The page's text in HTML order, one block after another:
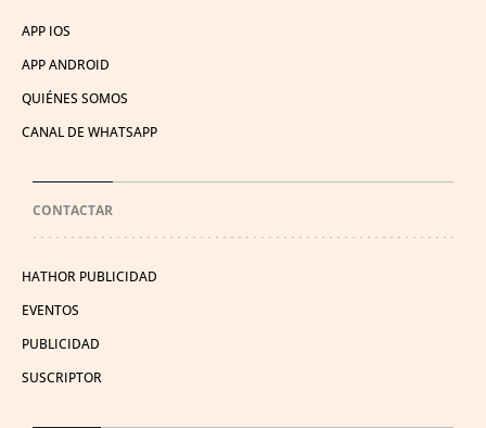
APP IOS
APP ANDROID
QUIÉNES SOMOS
CANAL DE WHATSAPP
CONTACTAR
HATHOR PUBLICIDAD
EVENTOS
PUBLICIDAD
SUSCRIPTOR